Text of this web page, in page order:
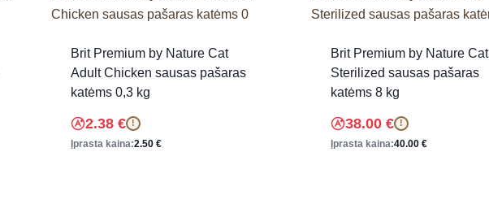
Brit Premium by Nature Cat
Adult Chicken sausas pašaras
katėms 0,3 kg
2.38 € !
Įprasta kaina:2.50 €
Brit Premium by Nature Cat
Sterilized sausas pašaras
katėms 8 kg
38.00 € !
Įprasta kaina:40.00 €